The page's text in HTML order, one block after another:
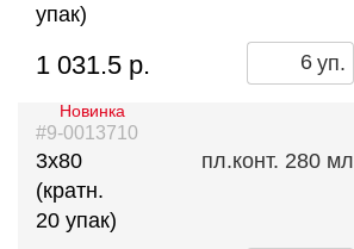
упак)
1 031.5 р. уп.
#9-0013710
Новинка
3х80
(кратн.
20 упак)
пл.конт. 280 мл